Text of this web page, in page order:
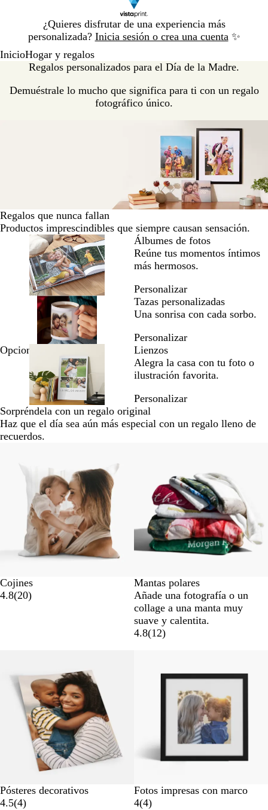
¿Quieres disfrutar de una experiencia más
personalizada? Inicia sesión o crea una cuenta ✨
1
InicioHogar y regalos
Regalos personalizados para el Día de la Madre.
Demuéstrale lo mucho que significa para ti con un regalo
fotográfico único.
Regalos que nunca fallan
Productos imprescindibles que siempre causan sensación.
Álbumes de fotos
Reúne tus momentos íntimos
más hermosos.
Personalizar
Tazas personalizadas
Una sonrisa con cada sorbo.
Personalizar
Opciones nuevas
Lienzos
Alegra la casa con tu foto o
ilustración favorita.
Personalizar
Sorpréndela con un regalo original
Haz que el día sea aún más especial con un regalo lleno de
recuerdos.
Cojines
4.8(20)
Mantas polares
Añade una fotografía o un
collage a una manta muy
suave y calentita.
4.8(12)
Pósteres decorativos
4.5(4)
Fotos impresas con marco
4(4)